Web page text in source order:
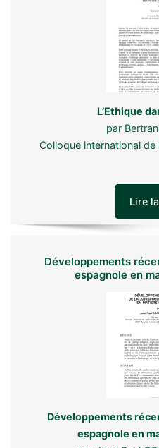
L’Ethique
par
Colloque international de
Lire
Développements
espagnole en
Développements
espagnole en